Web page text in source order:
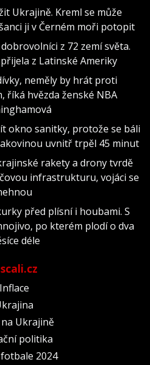
Ukrajině. Kreml se může
ji v Černém moři potopit
z 72 zemí světa.
z Latinské Ameriky
neměly by hrát proti
říká hvězda ženské NBA
okno sanitky, protože se báli
uvnitř trpěl 45 minut
rakety a drony tvrdě
infrastrukturu, vojáci se
před plísní i houbami. S
po kterém plodí o dva
déle
Inflace
Ukrajině
politika
2024